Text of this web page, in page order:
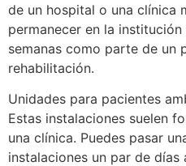
de un hospital o una clínica
permanecer en la
semanas como parte de un
rehabilitación.
Unidades para pacientes
Estas instalaciones suelen
una clínica. Puedes pasar
instalaciones un par de días